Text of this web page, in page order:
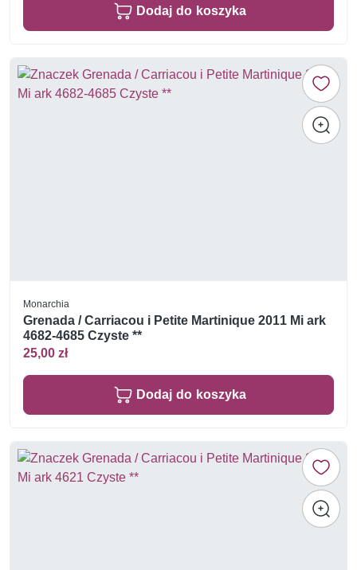
Dodaj do koszyka
Monarchia
Grenada / Carriacou i Petite Martinique 2011 Mi ark
4682-4685 Czyste **
25,00 zł
Dodaj do koszyka